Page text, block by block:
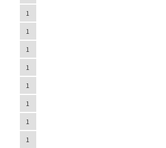
1
1
1
1
1
1
1
1